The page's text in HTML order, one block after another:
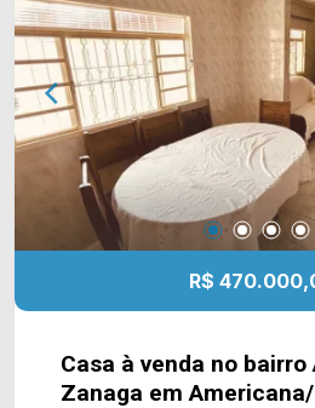
R$
Casa à venda no bairro
Zanaga em